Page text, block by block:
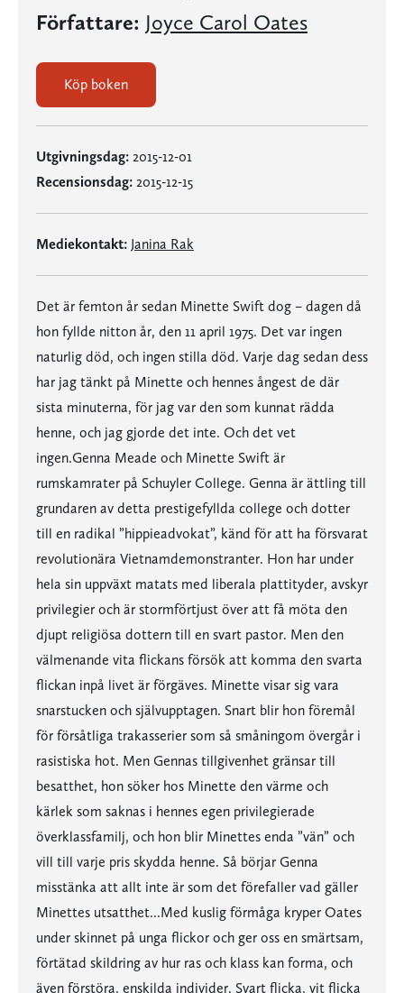
Författare: Joyce Carol Oates
Köp boken
Utgivningsdag: 2015-12-01
Recensionsdag: 2015-12-15
Mediekontakt: Janina Rak
Det är femton år sedan Minette Swift dog – dagen då
hon fyllde nitton år, den 11 april 1975. Det var ingen
naturlig död, och ingen stilla död. Varje dag sedan dess
har jag tänkt på Minette och hennes ångest de där
sista minuterna, för jag var den som kunnat rädda
henne, och jag gjorde det inte. Och det vet
ingen.Genna Meade och Minette Swift är
rumskamrater på Schuyler College. Genna är ättling till
grundaren av detta prestigefyllda college och dotter
till en radikal ”hippieadvokat”, känd för att ha försvarat
revolutionära Vietnamdemonstranter. Hon har under
hela sin uppväxt matats med liberala plattityder, avskyr
privilegier och är stormförtjust över att få möta den
djupt religiösa dottern till en svart pastor. Men den
välmenande vita flickans försök att komma den svarta
flickan inpå livet är förgäves. Minette visar sig vara
snarstucken och självupptagen. Snart blir hon föremål
för försåtliga trakasserier som så småningom övergår i
rasistiska hot. Men Gennas tillgivenhet gränsar till
besatthet, hon söker hos Minette den värme och
kärlek som saknas i hennes egen privilegierade
överklassfamilj, och hon blir Minettes enda ”vän” och
vill till varje pris skydda henne. Så börjar Genna
misstänka att allt inte är som det förefaller vad gäller
Minettes utsatthet...Med kuslig förmåga kryper Oates
under skinnet på unga flickor och ger oss en smärtsam,
förtätad skildring av hur ras och klass kan forma, och
även förstöra, enskilda individer. Svart flicka, vit flicka